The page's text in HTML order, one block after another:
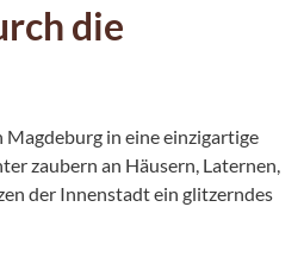
die
in eine einzigartige
zaubern an Häusern, Laternen,
der Innenstadt ein glitzerndes